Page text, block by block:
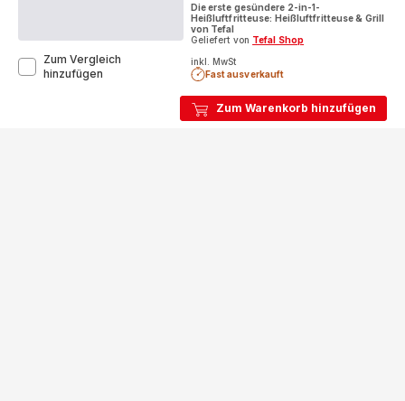
Zum Warenkorb hinzufügen
Die erste gesündere 2-in-1-
Heißluftfritteuse: Heißluftfritteuse & Grill
von Tefal
Geliefert von Tefal Shop
inkl. MwSt
Fast ausverkauft
Zum Vergleich
hinzufügen